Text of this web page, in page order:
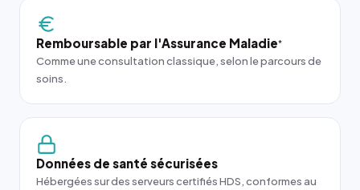
Remboursable par l'Assurance Maladie*
Comme une consultation classique, selon le parcours de
soins.
Données de santé sécurisées
Hébergées sur des serveurs certifiés HDS, conformes au